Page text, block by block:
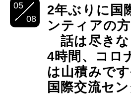
05
08
2年ぶりに国
ンティアの方
話は尽き
4時間、コロ
は山積みで
国際交流セ